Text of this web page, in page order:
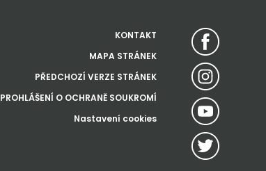
KONTAKT
MAPA STRÁNEK
PŘEDCHOZÍ VERZE STRÁNEK
PROHLÁŠENÍ O OCHRANĚ SOUKROMÍ
Nastavení cookies